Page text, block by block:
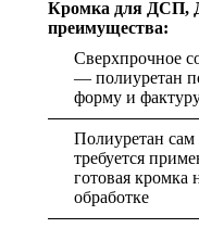
Кромка для ДСП,
преимущества:
Сверхпрочное
— полиуретан
форму и
Полиуретан
требуется
готовая кромка
обработке